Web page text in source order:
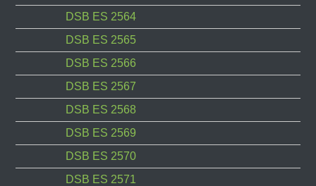
DSB ES 2564
DSB ES 2565
DSB ES 2566
DSB ES 2567
DSB ES 2568
DSB ES 2569
DSB ES 2570
DSB ES 2571